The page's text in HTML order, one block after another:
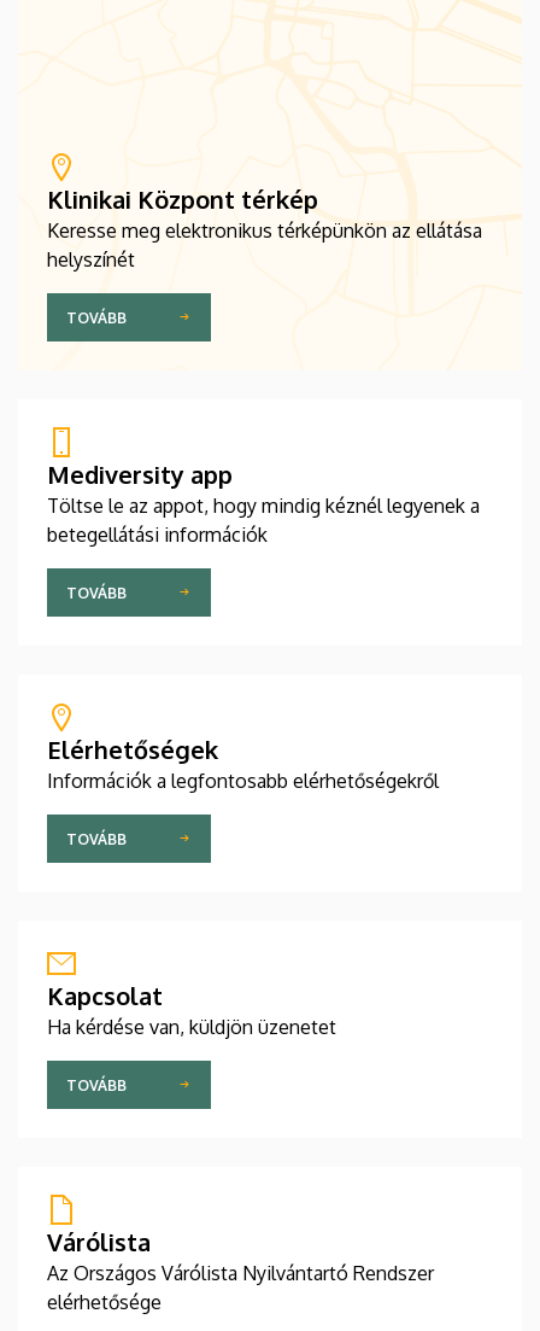
Klinikai Központ térkép
Keresse meg elektronikus térképünkön az ellátása
helyszínét
TOVÁBB
Mediversity app
Töltse le az appot, hogy mindig kéznél legyenek a
betegellátási információk
TOVÁBB
Elérhetőségek
Információk a legfontosabb elérhetőségekről
TOVÁBB
Kapcsolat
Ha kérdése van, küldjön üzenetet
TOVÁBB
Várólista
Az Országos Várólista Nyilvántartó Rendszer
elérhetősége